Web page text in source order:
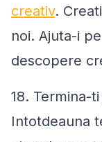
creativ.
noi. Ajuta-i
descopere
18. Termina-
Intotdeauna